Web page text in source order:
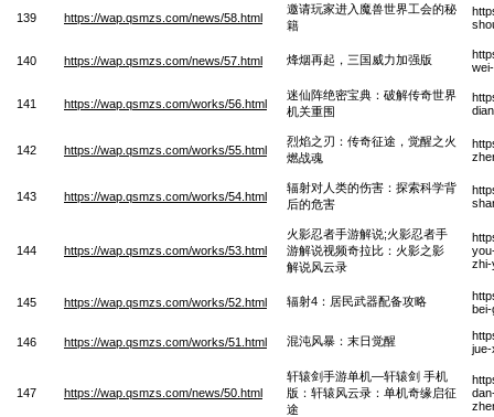
139 https://wap.qsmzs.com/news/58.html
邀请玩家进入魔兽世界工会的秘
籍
140 https://wap.qsmzs.com/news/57.html 烽烟再起，三国威力加强版
141 https://wap.qsmzs.com/works/56.html
迷仙阵绝密宝典：破解传奇世界
机关重围
142 https://wap.qsmzs.com/works/55.html
烈焰之刃：传奇征途，觉醒之火
燃战魂
143 https://wap.qsmzs.com/works/54.html
辐射对人类的伤害：探索科学背
后的危害
144 https://wap.qsmzs.com/works/53.html
火影忍者手游解说;火影忍者手
游解说视频奇拉比：火影之影
解说风云录
zhi-
145 https://wap.qsmzs.com/works/52.html 辐射4：居民武器配备攻略
146 https://wap.qsmzs.com/works/51.html 混沌风暴：末日觉醒
jue-
147 https://wap.qsmzs.com/news/50.html
轩辕剑手游单机—轩辕剑 手机
版：轩辕风云录：单机奇缘启征
途